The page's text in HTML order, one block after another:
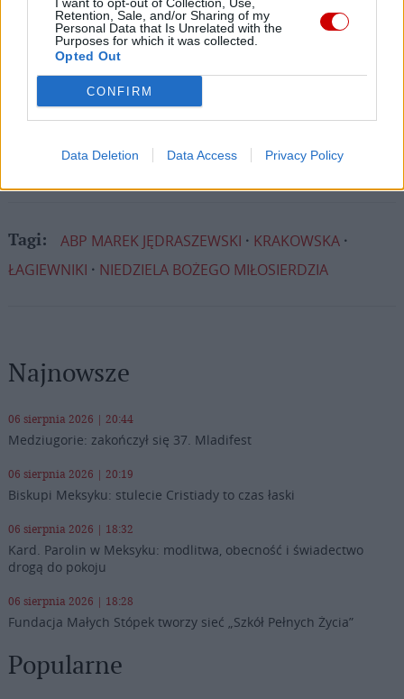
Retention, Sale, and/or Sharing of my
Personal Data that Is Unrelated with the
Purposes for which it was collected.
Opted Out
CONFIRM
Data Deletion Data Access Privacy Policy
Facebook
TwitterMessengerWhatsApp
EmailCopy
Link
Print
Wersja do druku
Tagi: ABP MAREK JĘDRASZEWSKI
KRAKOWSKA
ŁAGIEWNIKI
NIEDZIELA BOŻEGO MIŁOSIERDZIA
Najnowsze
06 sierpnia 2026 | 20:44
Medziugorie: zakończył się 37. Mladifest
06 sierpnia 2026 | 20:19
Biskupi Meksyku: stulecie Cristiady to czas łaski
06 sierpnia 2026 | 18:32
Kard. Parolin w Meksyku: modlitwa, obecność i świadectwo
drogą do pokoju
06 sierpnia 2026 | 18:28
Fundacja Małych Stópek tworzy sieć „Szkół Pełnych Życia”
Popularne